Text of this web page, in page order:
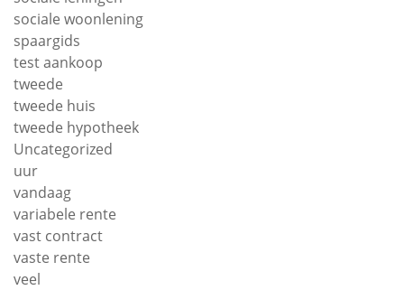
sociale woonlening
spaargids
test aankoop
tweede
tweede huis
tweede hypotheek
Uncategorized
uur
vandaag
variabele rente
vast contract
vaste rente
veel